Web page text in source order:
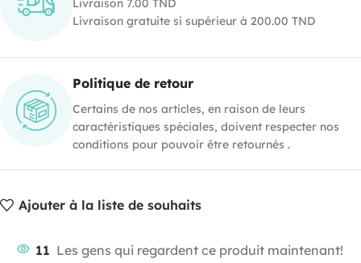
Livraison 7.00 TND
Livraison gratuite si supérieur à 200.00 TND
Politique de retour
Certains de nos articles, en raison de leurs
caractéristiques spéciales, doivent respecter nos
conditions pour pouvoir être retournés .
Ajouter à la liste de souhaits
11 Les gens qui regardent ce produit maintenant!